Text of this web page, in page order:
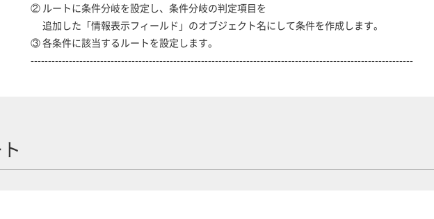
② ルートに条件分岐を設定し、条件分岐の判定項目を
追加した「情報表示フィールド」のオブジェクト名にして条件を作成します。
③ 各条件に該当するルートを設定します。
--------------------------------------------------------------------------------------------------------------